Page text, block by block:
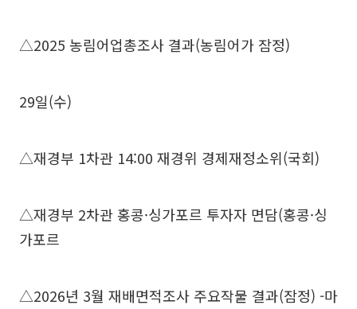
△2025 농림어업총조사 결과(농림어가 잠정)
29일(수)
△재경부 1차관 14:00 재경위 경제재정소위(국회)
△재경부 2차관 홍콩·싱가포르 투자자 면담(홍콩·싱
가포르
△2026년 3월 재배면적조사 주요작물 결과(잠정) -마